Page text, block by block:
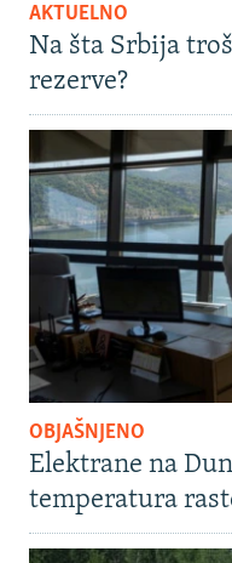
AKTUELNO
Na šta Srbija
rezerve?
OBJAŠNJENO
Elektrane na
temperatura